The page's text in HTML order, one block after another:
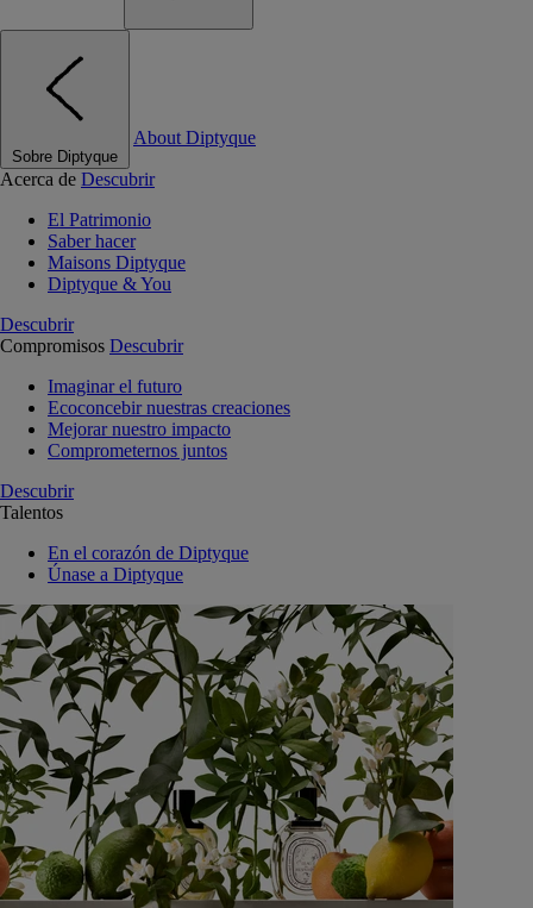
Sobre Diptyque
About Diptyque
Acerca de Descubrir
El Patrimonio
Saber hacer
Maisons Diptyque
Diptyque & You
Descubrir
Compromisos Descubrir
Imaginar el futuro
Ecoconcebir nuestras creaciones
Mejorar nuestro impacto
Comprometernos juntos
Descubrir
Talentos
En el corazón de Diptyque
Únase a Diptyque